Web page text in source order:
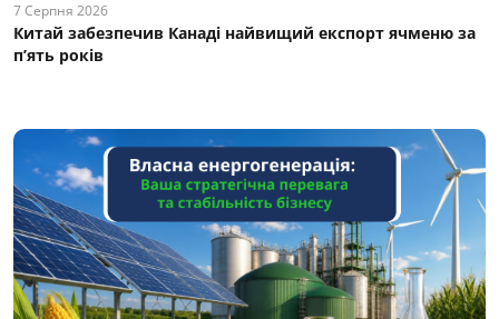
7 Серпня 2026
Китай забезпечив Канаді найвищий експорт ячменю за
п’ять років